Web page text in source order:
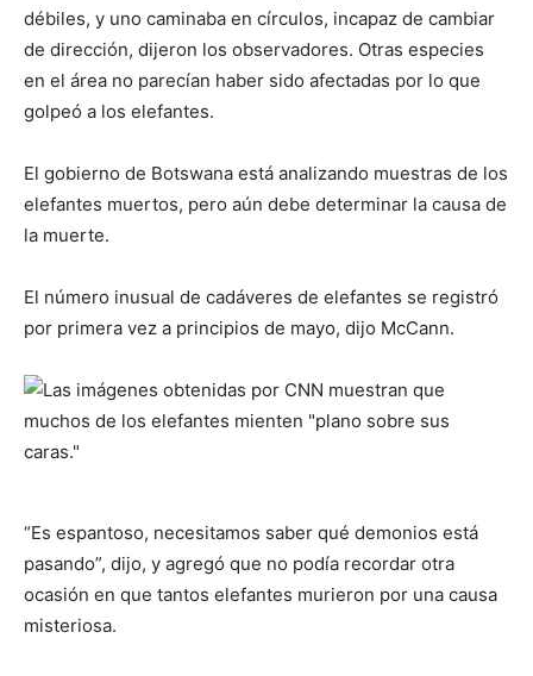
débiles, y uno caminaba en círculos, incapaz de cambiar
de dirección, dijeron los observadores. Otras especies
en el área no parecían haber sido afectadas por lo que
golpeó a los elefantes.
El gobierno de Botswana está analizando muestras de los
elefantes muertos, pero aún debe determinar la causa de
la muerte.
El número inusual de cadáveres de elefantes se registró
por primera vez a principios de mayo, dijo McCann.
“Es espantoso, necesitamos saber qué demonios está
pasando”, dijo, y agregó que no podía recordar otra
ocasión en que tantos elefantes murieron por una causa
misteriosa.